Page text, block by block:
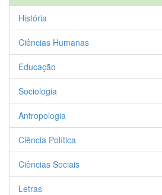
História
Ciências Humanas
Educação
Sociologia
Antropologia
Ciência Política
Ciências Sociais
Letras